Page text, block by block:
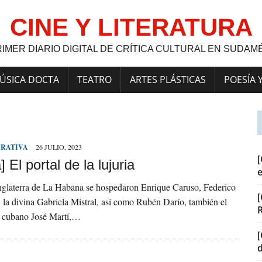
CINE Y LITERATURA
DIARIO DIGITAL DE CRÍTICA CULTURAL EN
DOCTA TEATRO ARTES PLÁSTICAS POESÍA
26 JULIO, 2023
El portal de la lujuria
de La Habana se hospedaron Enrique Caruso, Federico
divina Gabriela Mistral, así como Rubén Darío, también el
cubano José Martí,…